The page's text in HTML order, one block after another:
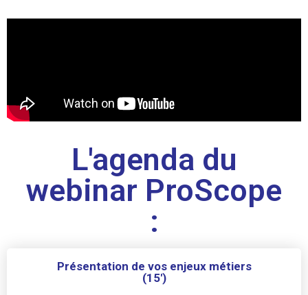
L'agenda du
webinar ProScope
:
Présentation de vos enjeux métiers
(15')